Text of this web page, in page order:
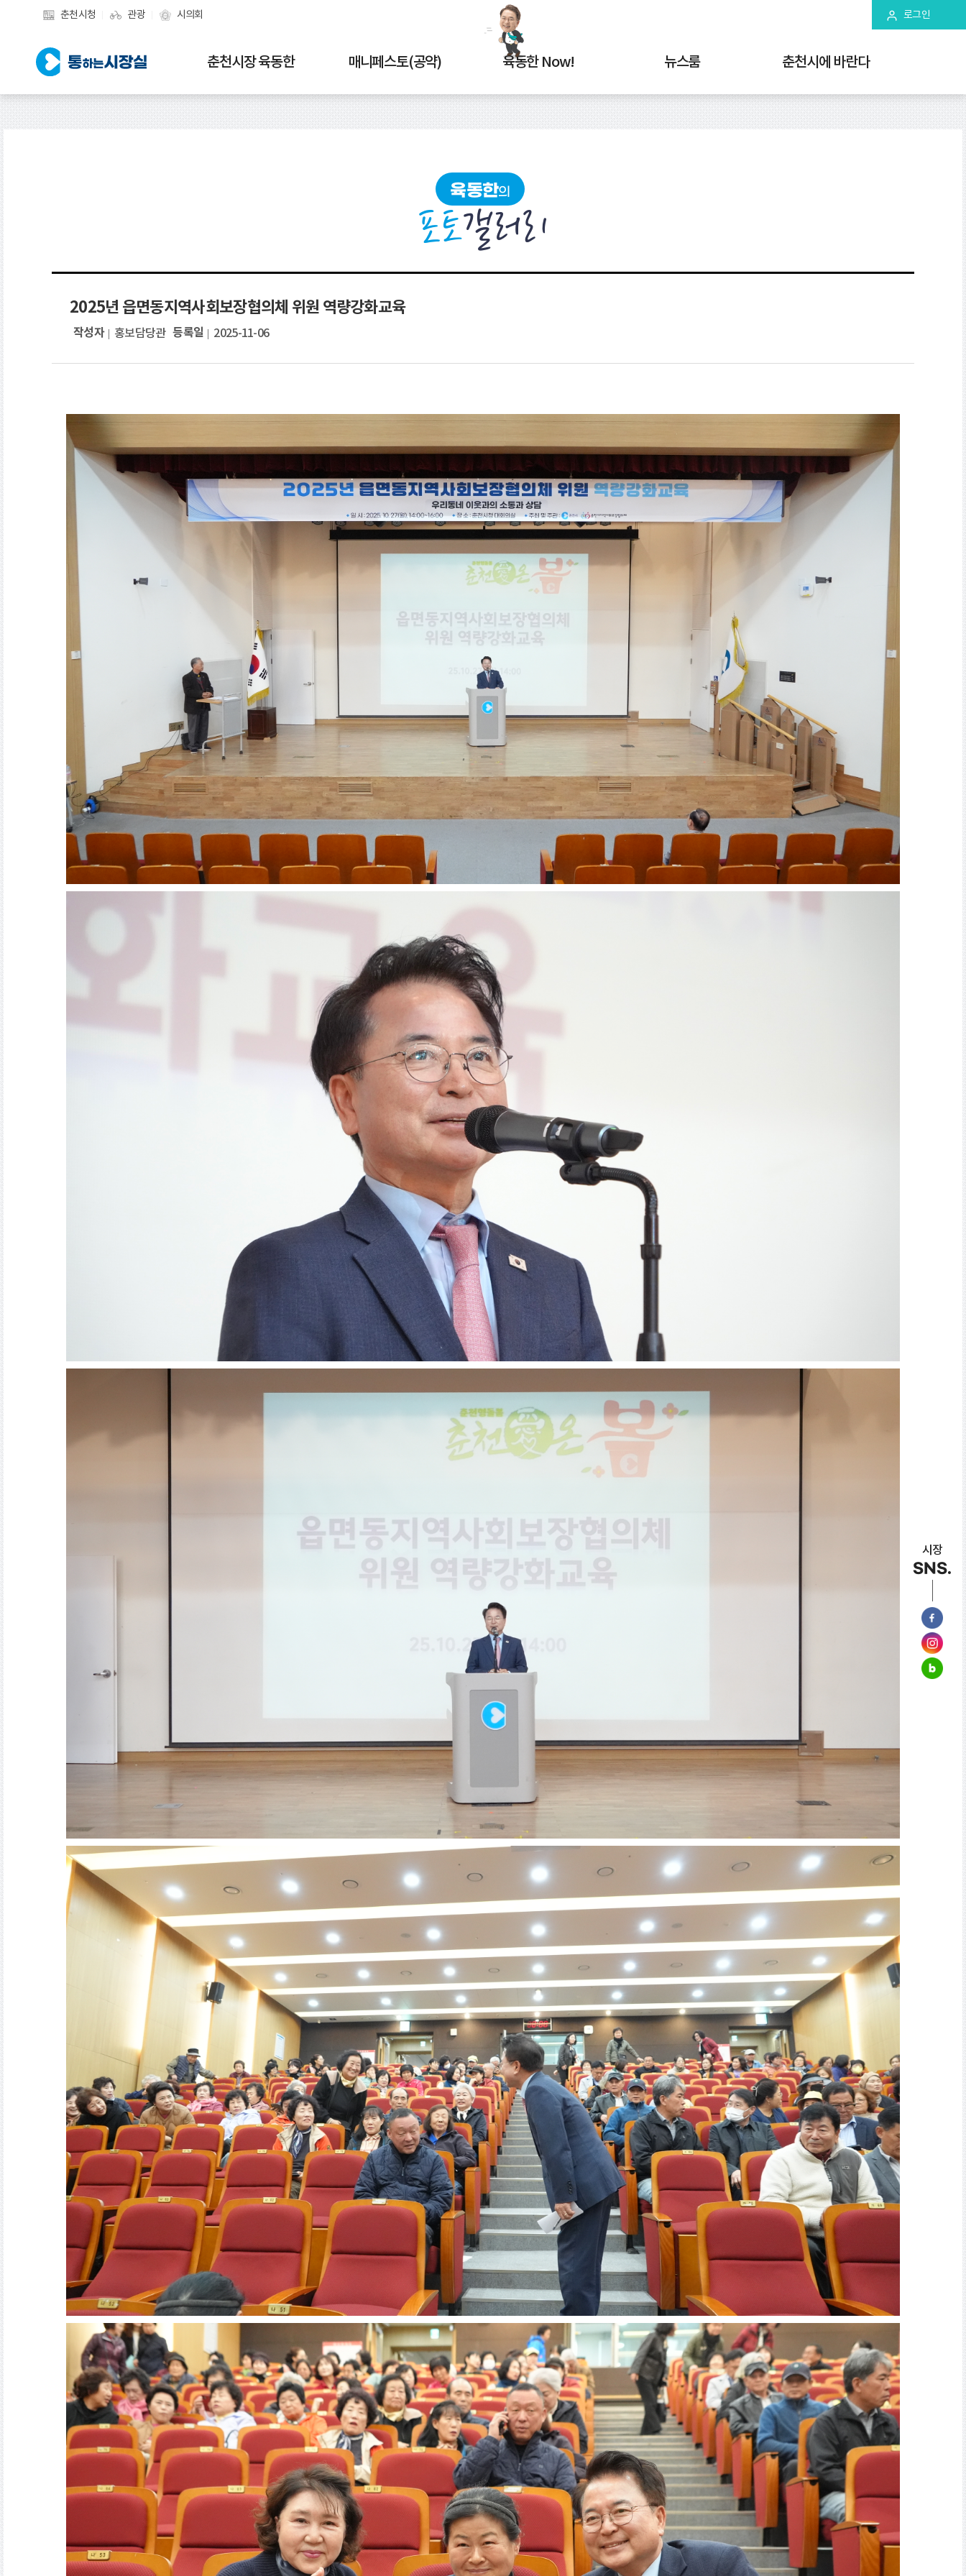
춘천시청 관광 시의회 로그인
춘천시장 육동한 매니페스토(공약) 육동한 Now! 뉴스룸 춘천시에 바란다
시장
SNS.
육동한의
포토갤러리
2025년 읍면동지역사회보장협의체 위원 역량강화교육
작성자 홍보담당관 등록일 2025-11-06